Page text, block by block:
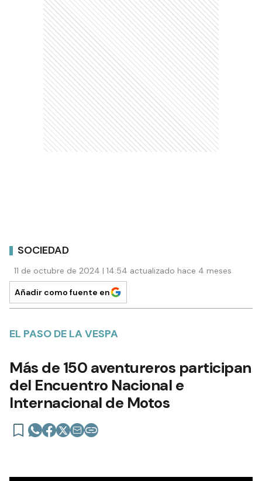
SOCIEDAD
11 de octubre de 2024 | 14:54 actualizado hace 4 meses
Añadir como fuente en
EL PASO DE LA VESPA
Más de 150 aventureros participan
del Encuentro Nacional e
Internacional de Motos